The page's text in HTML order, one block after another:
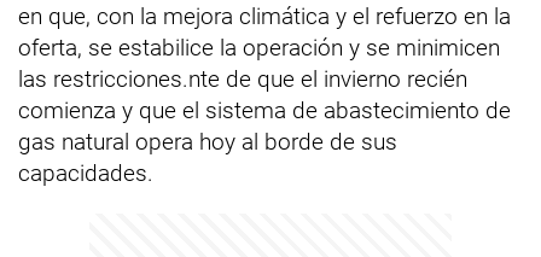
en que, con la mejora climática y el refuerzo en la
oferta, se estabilice la operación y se minimicen
las restricciones.nte de que el invierno recién
comienza y que el sistema de abastecimiento de
gas natural opera hoy al borde de sus
capacidades.